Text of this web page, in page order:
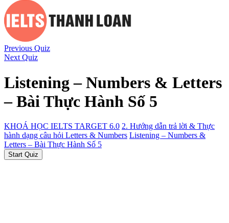
Previous Quiz
Next Quiz
Listening – Numbers & Letters
– Bài Thực Hành Số 5
KHOÁ HỌC IELTS TARGET 6.0 2. Hướng dẫn trả lời & Thực
hành dạng câu hỏi Letters & Numbers Listening – Numbers &
Letters – Bài Thực Hành Số 5